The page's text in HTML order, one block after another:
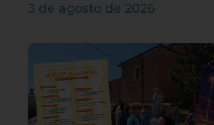
3 de agosto de 2026